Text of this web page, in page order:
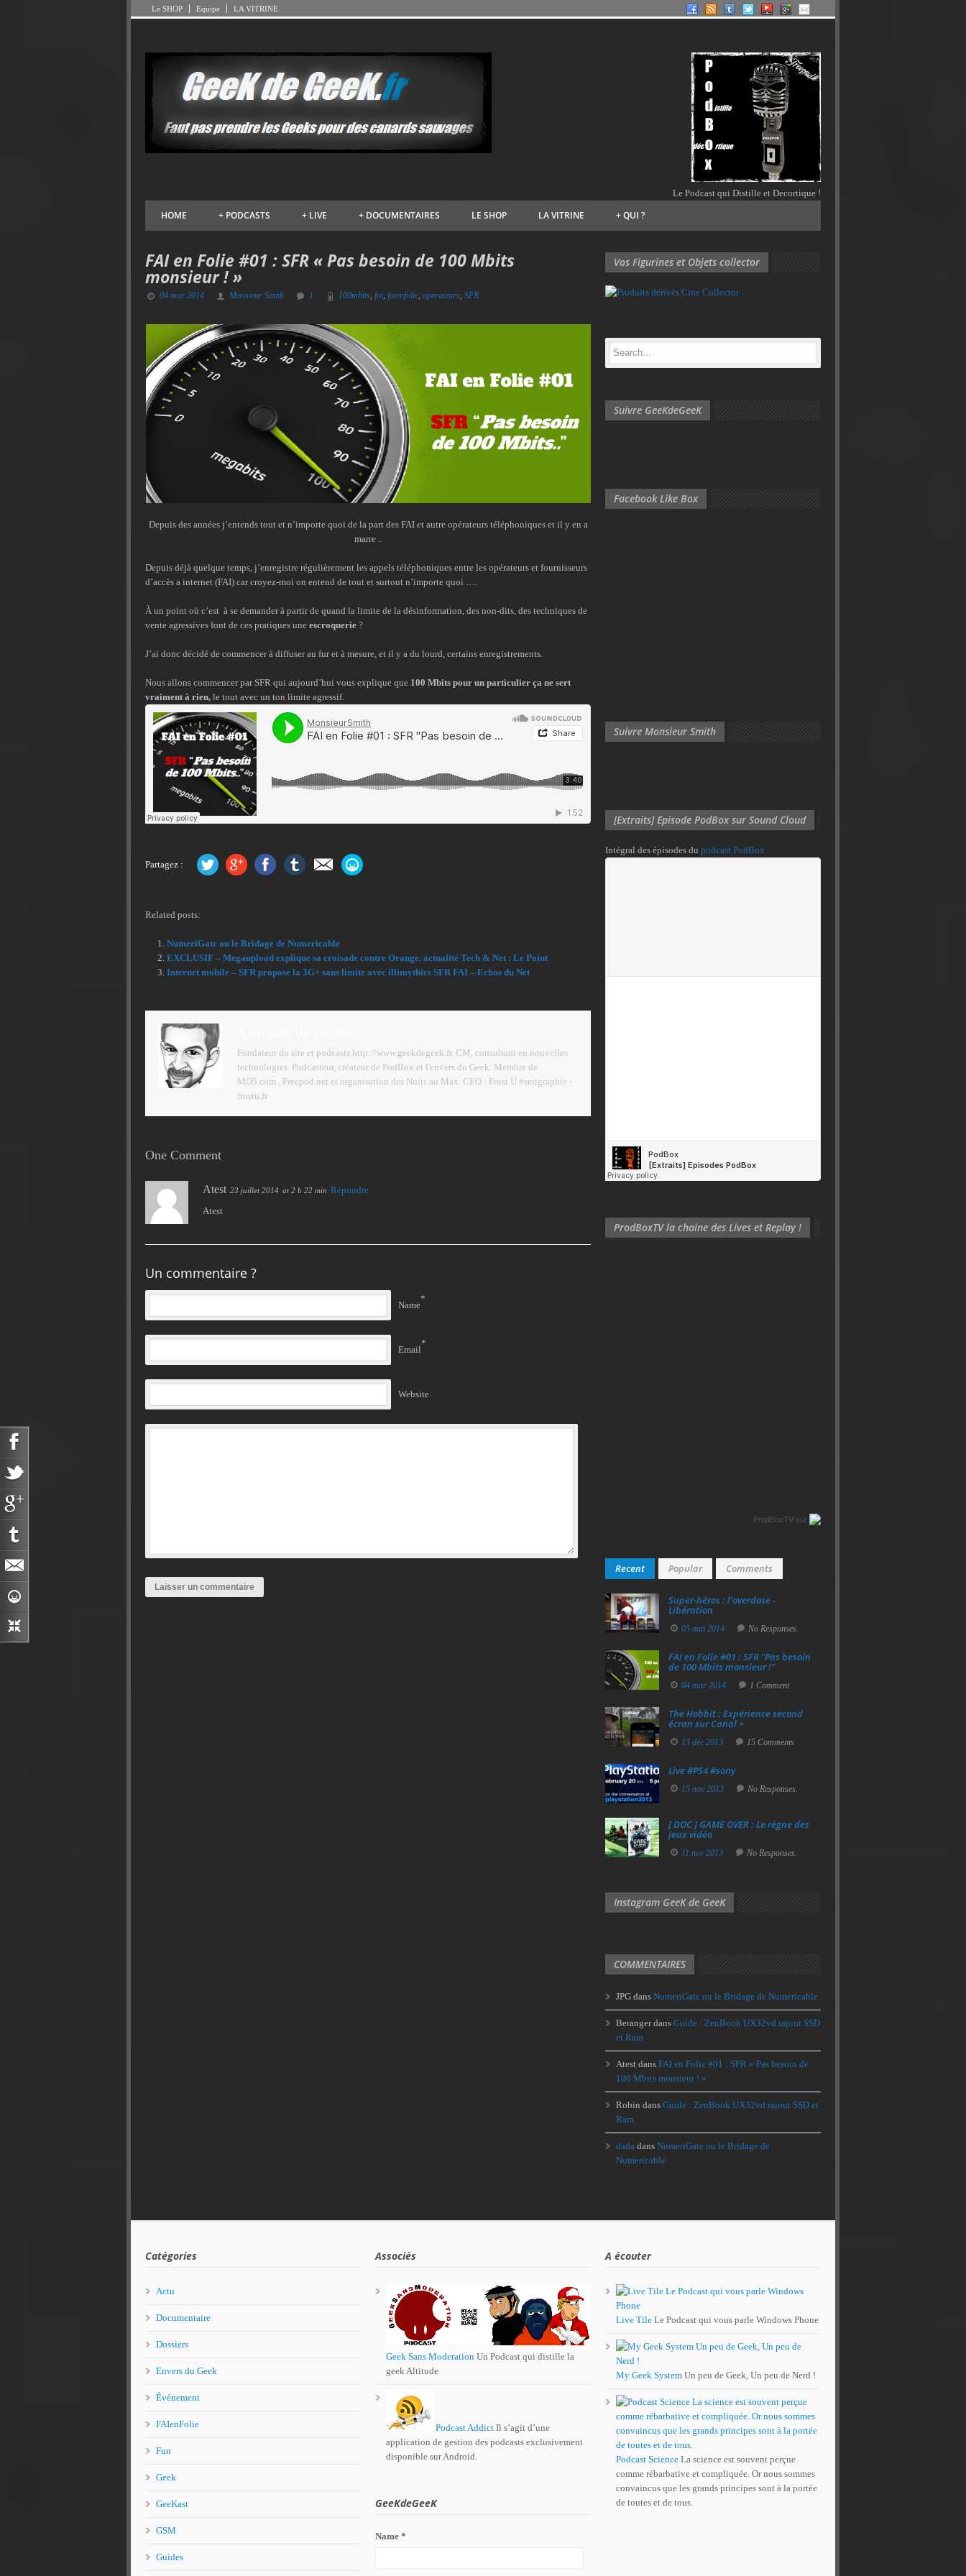
Le SHOP Equipe LA VITRINE
Le Podcast qui Distille et Decortique !
HOME PODCASTS
+ LIVE
+ DOCUMENTAIRES
+ LE SHOP LA VITRINE QUI ?
+
FAI en Folie #01 : SFR « Pas besoin de 100 Mbits
monsieur ! »
04 mar 2014 Monsieur Smith 1 100mbits, fai, faienfolie, operateurs, SFR
Depuis des années j’entends tout et n’importe quoi de la part des FAI et autre opérateurs téléphoniques et il y en a
marre ..
Depuis déjà quelque temps, j’enregistre régulièrement les appels téléphoniques entre les opérateurs et fournisseurs
d’accès a internet (FAI) car croyez-moi on entend de tout et surtout n’importe quoi ….
À un point où c’est à se demander à partir de quand la limite de la désinformation, des non-dits, des techniques de
vente agressives font de ces pratiques une escroquerie ?
J’ai donc décidé de commencer à diffuser au fur et à mesure, et il y a du lourd, certains enregistrements.
Nous allons commencer par SFR qui aujourd’hui vous explique que 100 Mbits pour un particulier ça ne sert
vraiment à rien, le tout avec un ton limite agressif.
Partagez :
Related posts:
NumeriGate ou le Bridage de Numericable
EXCLUSIF – Megaupload explique sa croisade contre Orange, actualité Tech & Net : Le Point
Internet mobile – SFR propose la 3G+ sans limite avec illimythics SFR FAI – Echos du Net
Fondateur du site et podcasts http://www.geekdegeek.fr. CM, consultant en nouvelles
technologies. Podcasteur, créateur de PodBox et l'envers du Geek. Membre de
MO5.com , Freepod.net et organisation des Nuits au Max. CEO : Frost Ü #serigraphie -
frostu.fr
One Comment
Atest 23 juillet 2014 at 2 h 22 min Répondre
Atest
Un commentaire ?
Name
*
Email
*
Website
Vos Figurines et Objets collector
Suivre GeeKdeGeeK
Facebook Like Box
Suivre Monsieur Smith
[Extraits] Episode PodBox sur Sound Cloud
Intégral des épisodes du podcast PodBox
ProdBoxTV la chaine des Lives et Replay !
ProdBoxTV sur
Recent Popular Comments
Super‑héros : l’overdose -
Libération
05 mai 2014 No Responses.
FAI en Folie #01 : SFR "Pas besoin
de 100 Mbits monsieur !"
04 mar 2014 1 Comment
The Hobbit : Expérience second
écran sur Canal +
13 déc 2013 15 Comments
Live #PS4 #sony
15 nov 2013 No Responses.
[ DOC ] GAME OVER : Le règne des
jeux vidéo
11 nov 2013 No Responses.
Instagram GeeK de GeeK
COMMENTAIRES
JPG dans NumeriGate ou le Bridage de Numericable
Berangerdans Guide : ZenBook UX32vd rajout SSD
et Ram
Atest dans FAI en Folie #01 : SFR « Pas besoin de
100 Mbits monsieur ! »
Robin dans Guide : ZenBook UX32vd rajout SSD et
Ram
dada dans NumeriGate ou le Bridage de
Numericable
Catégories
Actu
Documentaire
Dossiers
Envers du Geek
Événement
FAIenFolie
Fun
Geek
GeeKast
GSM
Guides
Associés
Geek Sans ModerationUn Podcast qui distille la
geek Altitude
Podcast AddictIl s’agit d’une
application de gestion des podcasts exclusivement
disponible sur Android.
GeeKdeGeeK
Name *
A écouter
Live TileLe Podcast qui vous parle Windows Phone
My Geek SystemUn peu de Geek, Un peu de Nerd !
Podcast ScienceLa science est souvent perçue
comme rébarbative et compliquée. Or nous sommes
convaincus que les grands principes sont à la portée
de toutes et de tous.